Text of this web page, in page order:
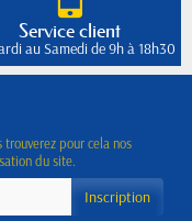
Service client
au Samedi de 9h à 18h30
trouverez pour cela nos
du site.